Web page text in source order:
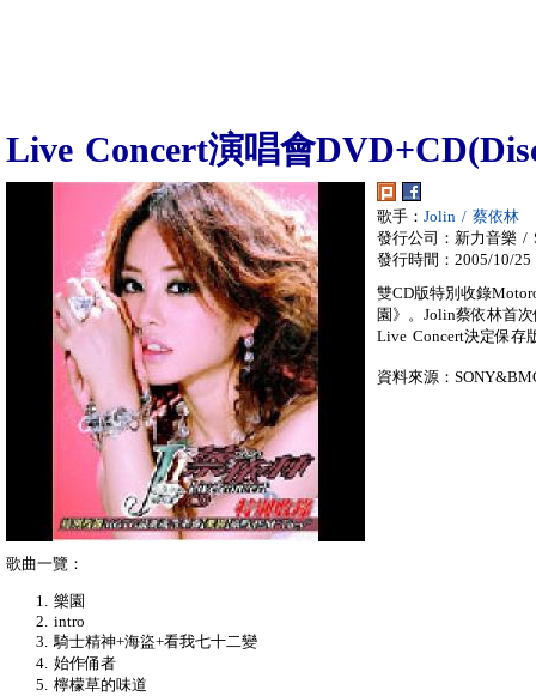
Live Concert演唱會
歌手： Jolin / 蔡依林
發行公司：新力音樂 /
發行時間：2005/10/25
雙CD版特別收錄
園》。Jolin蔡依林首
Live Concert決定保存
資料來源：
歌曲一覽：
樂園
intro
騎士精神+海盜+看我七十二變
始作俑者
檸檬草的味道